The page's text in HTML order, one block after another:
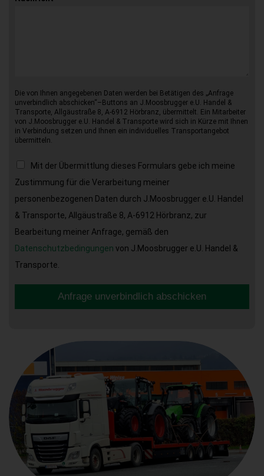
Die von Ihnen angegebenen Daten werden bei Betätigen des „Anfrage
unverbindlich abschicken“–Buttons an J.Moosbrugger e.U. Handel &
Transporte, Allgäustraße 8, A-6912 Hörbranz, übermittelt. Ein Mitarbeiter
von J.Moosbrugger e.U. Handel & Transporte wird sich in Kürze mit Ihnen
in Verbindung setzen und Ihnen ein individuelles Transportangebot
übermitteln.
Mit der Übermittlung dieses Formulars gebe ich meine
Zustimmung für die Verarbeitung meiner
personenbezogenen Daten durch J.Moosbrugger e.U. Handel
& Transporte, Allgäustraße 8, A-6912 Hörbranz, zur
Bearbeitung meiner Anfrage, gemäß den
Datenschutzbedingungen von J.Moosbrugger e.U. Handel &
Transporte.
Anfrage unverbindlich abschicken